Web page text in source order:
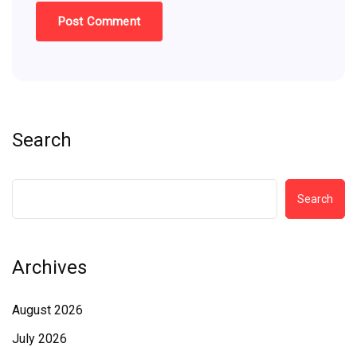
Search
Search
Archives
August 2026
July 2026